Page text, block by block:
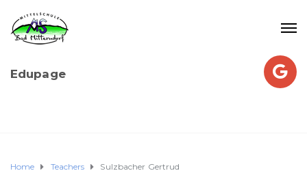
Edupage
Home Teachers Sulzbacher Gertrud